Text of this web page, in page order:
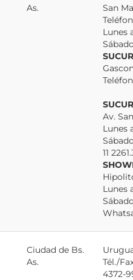
As.
San
Lunes
Av.
Lunes
11
Lunes
Ciudad de Bs.
As.
Tél./
4372-